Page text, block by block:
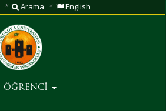
Arama English
ÖĞRENCİ